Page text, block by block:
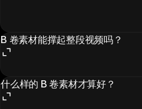
B 卷素材能撑起整段视频吗？
什么样的 B 卷素材才算好？